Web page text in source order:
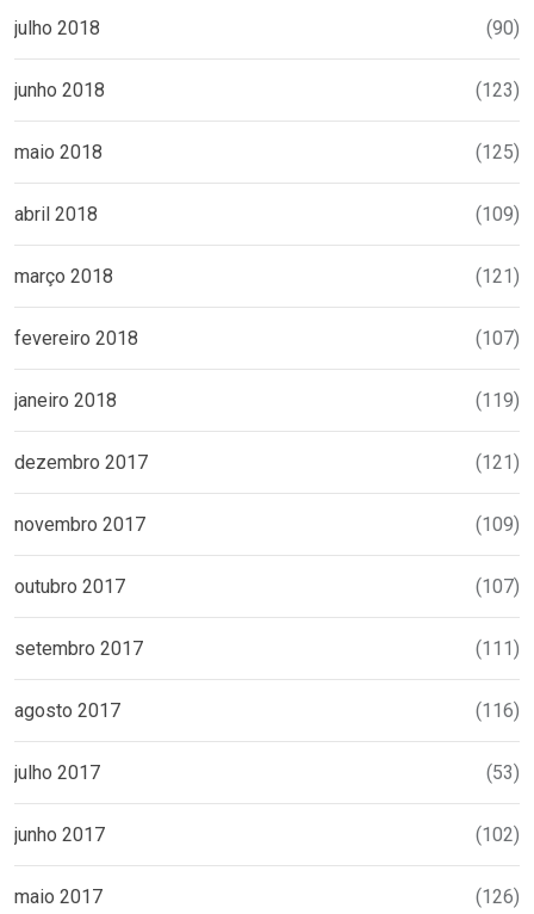
julho 2018 (90)
junho 2018 (123)
maio 2018 (125)
abril 2018 (109)
março 2018 (121)
fevereiro 2018 (107)
janeiro 2018 (119)
dezembro 2017 (121)
novembro 2017 (109)
outubro 2017 (107)
setembro 2017 (111)
agosto 2017 (116)
julho 2017 (53)
junho 2017 (102)
maio 2017 (126)